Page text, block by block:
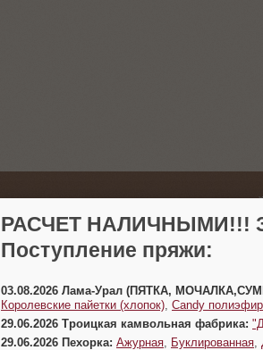
(383)
г.
РАСЧЕТ НАЛИЧНЫМИ!!!
Поступление пряжи:
03.08.2026 Лама-Урал (ПЯТКА,
Королевские пайетки (хлопок) Candy
29.06.2026 Троицкая камвольная фабрика:
29.06.2026 Пехорка: Ажурная Буклированная